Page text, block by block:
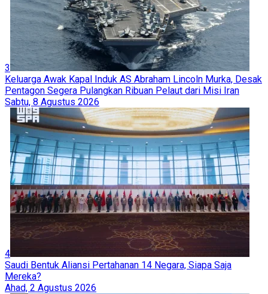
3
Keluarga Awak Kapal Induk AS Abraham Lincoln Murka, Desak
Pentagon Segera Pulangkan Ribuan Pelaut dari Misi Iran
Sabtu, 8 Agustus 2026
4
Saudi Bentuk Aliansi Pertahanan 14 Negara, Siapa Saja
Mereka?
Ahad, 2 Agustus 2026